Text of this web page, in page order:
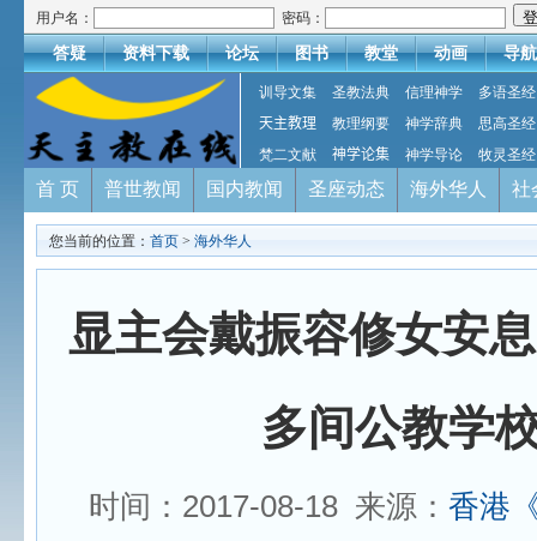
用户名： 密码：
答疑 资料下载 论坛 图书 教堂 动画 导航
训导文集 圣教法典 信理神学
多语圣经
天主教理
教理纲要 神学辞典
思高圣经
梵二文献
神学论集 神学导论 牧灵圣经
首 页 普世教闻 国内教闻 圣座动态 海外华人 社
您当前的位置： 首页 > 海外华人
显主会戴振容修女安
多间公教学
时间：2017-08-18 来源： 香港